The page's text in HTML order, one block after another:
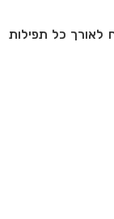
לאורך כל תפילות